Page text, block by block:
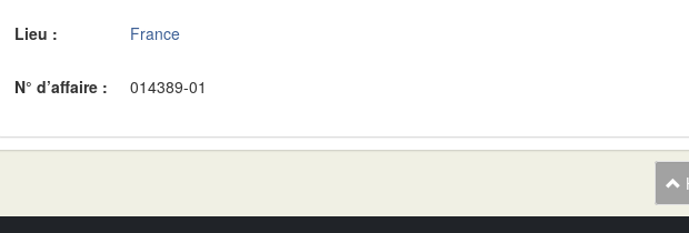
Lieu : France
N° d’affaire : 014389-01